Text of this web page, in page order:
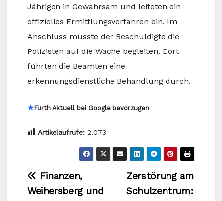
Jährigen in Gewahrsam und leiteten ein
offizielles Ermittlungsverfahren ein. Im
Anschluss musste der Beschuldigte die
Polizisten auf die Wache begleiten. Dort
führten die Beamten eine
erkennungsdienstliche Behandlung durch.
★Fürth Aktuell bei Google bevorzugen
Artikelaufrufe: 2.073
Beitragsnavigation
Zerstörung am
Schulzentrum:
Finanzen,
Weihersberg und